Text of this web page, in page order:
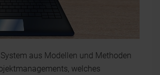
aus Modellen und Methoden
welches